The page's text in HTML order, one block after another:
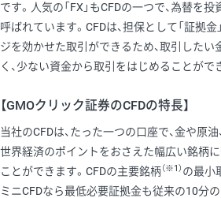
です。人気の「FX」もCFDの一つで、為替を投
呼ばれています。CFDは、担保として「証拠
ジを効かせた取引ができるため、取引した
く、少ない資金から取引をはじめることがで
【GMOクリック証券のCFDの特長】
当社のCFDは、たった一つの口座で、金や原
世界経済のポイントをおさえた幅広い銘柄
ことができます。CFDの主要銘柄（※1） の最小
ミニCFDなら最低必要証拠金も従来の10分